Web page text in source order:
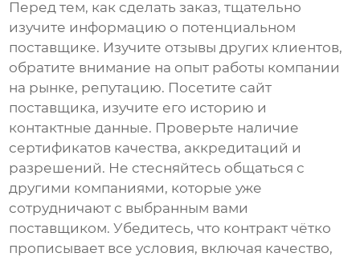
Перед тем, как сделать заказ, тщательно
изучите информацию о потенциальном
поставщике. Изучите отзывы других клиентов,
обратите внимание на опыт работы компании
на рынке, репутацию. Посетите сайт
поставщика, изучите его историю и
контактные данные. Проверьте наличие
сертификатов качества, аккредитаций и
разрешений. Не стесняйтесь общаться с
другими компаниями, которые уже
сотрудничают с выбранным вами
поставщиком. Убедитесь, что контракт чётко
прописывает все условия, включая качество,